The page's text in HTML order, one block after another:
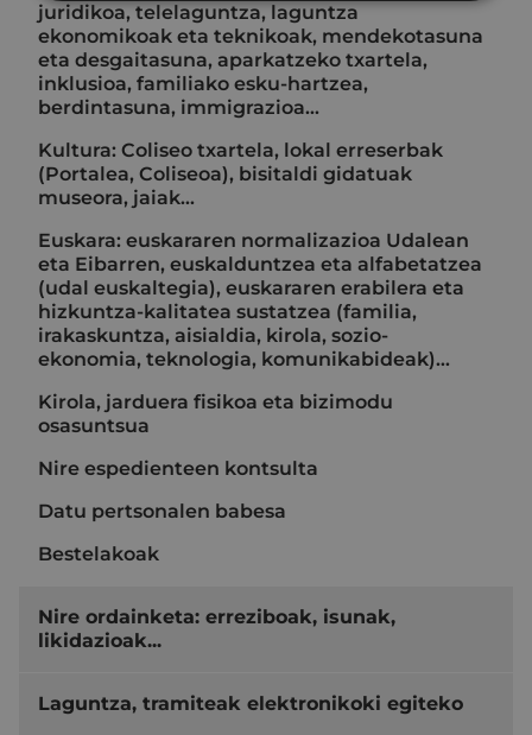
juridikoa, telelaguntza, laguntza
ekonomikoak eta teknikoak, mendekotasuna
eta desgaitasuna, aparkatzeko txartela,
inklusioa, familiako esku-hartzea,
berdintasuna, immigrazioa...
Kultura: Coliseo txartela, lokal erreserbak
(Portalea, Coliseoa), bisitaldi gidatuak
museora, jaiak...
Euskara: euskararen normalizazioa Udalean
eta Eibarren, euskalduntzea eta alfabetatzea
(udal euskaltegia), euskararen erabilera eta
hizkuntza-kalitatea sustatzea (familia,
irakaskuntza, aisialdia, kirola, sozio-
ekonomia, teknologia, komunikabideak)…
Kirola, jarduera fisikoa eta bizimodu
osasuntsua
Nire espedienteen kontsulta
Datu pertsonalen babesa
Bestelakoak
Nire ordainketa: erreziboak, isunak,
likidazioak...
Laguntza, tramiteak elektronikoki egiteko